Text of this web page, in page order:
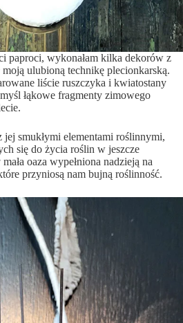
paproci, wykonałam kilka dekorów z
ulubioną technikę plecionkarską.
liście ruszczyka i kwiatostany
łąkowe fragmenty zimowego
smukłymi elementami roślinnymi,
się do życia roślin w jeszcze
oaza wypełniona nadzieją na
przyniosą nam bujną roślinność.